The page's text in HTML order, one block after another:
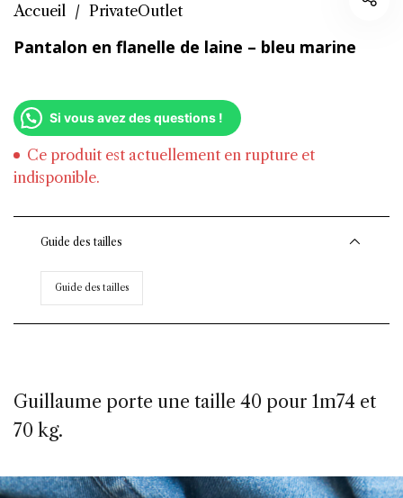
Accueil / PrivateOutlet
Pantalon en flanelle de laine – bleu marine
Si vous avez des questions !
Ce produit est actuellement en rupture et
indisponible.
Guide des tailles
Guide des tailles
Guillaume porte une taille 40 pour 1m74 et
70 kg.